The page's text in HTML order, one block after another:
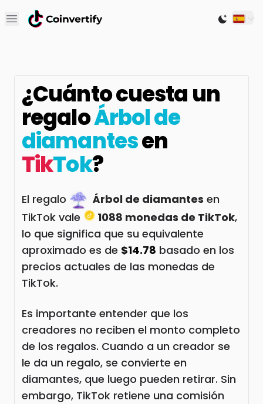
Open main menu Switch
¿Cuánto cuesta un
regaloÁrbol de
diamantesen
TikTok?
El regalo Árbol de diamantes en
TikTok vale
1088 monedas de TikTok,
lo que significa que su equivalente
aproximado es de $14.78 basado en los
precios actuales de las monedas de
TikTok.
Es importante entender que los
creadores no reciben el monto completo
de los regalos. Cuando a un creador se
le da un regalo, se convierte en
diamantes, que luego pueden retirar. Sin
embargo, TikTok retiene una comisión